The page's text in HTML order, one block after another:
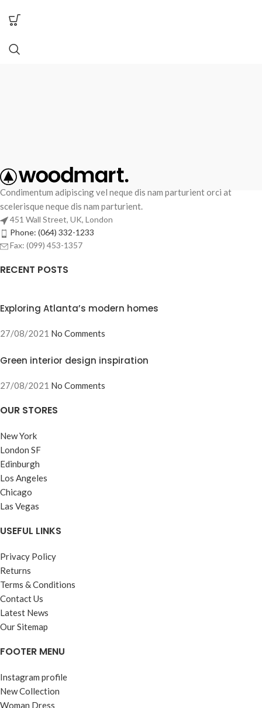
Condimentum adipiscing vel neque dis nam parturient orci at
scelerisque neque dis nam parturient.
451 Wall Street, UK, London
Phone: (064) 332-1233
Fax: (099) 453-1357
RECENT POSTS
Exploring Atlanta’s modern homes
27/08/2021 No Comments
Green interior design inspiration
27/08/2021 No Comments
OUR STORES
New York
London SF
Edinburgh
Los Angeles
Chicago
Las Vegas
USEFUL LINKS
Privacy Policy
Returns
Terms & Conditions
Contact Us
Latest News
Our Sitemap
FOOTER MENU
Instagram profile
New Collection
Woman Dress